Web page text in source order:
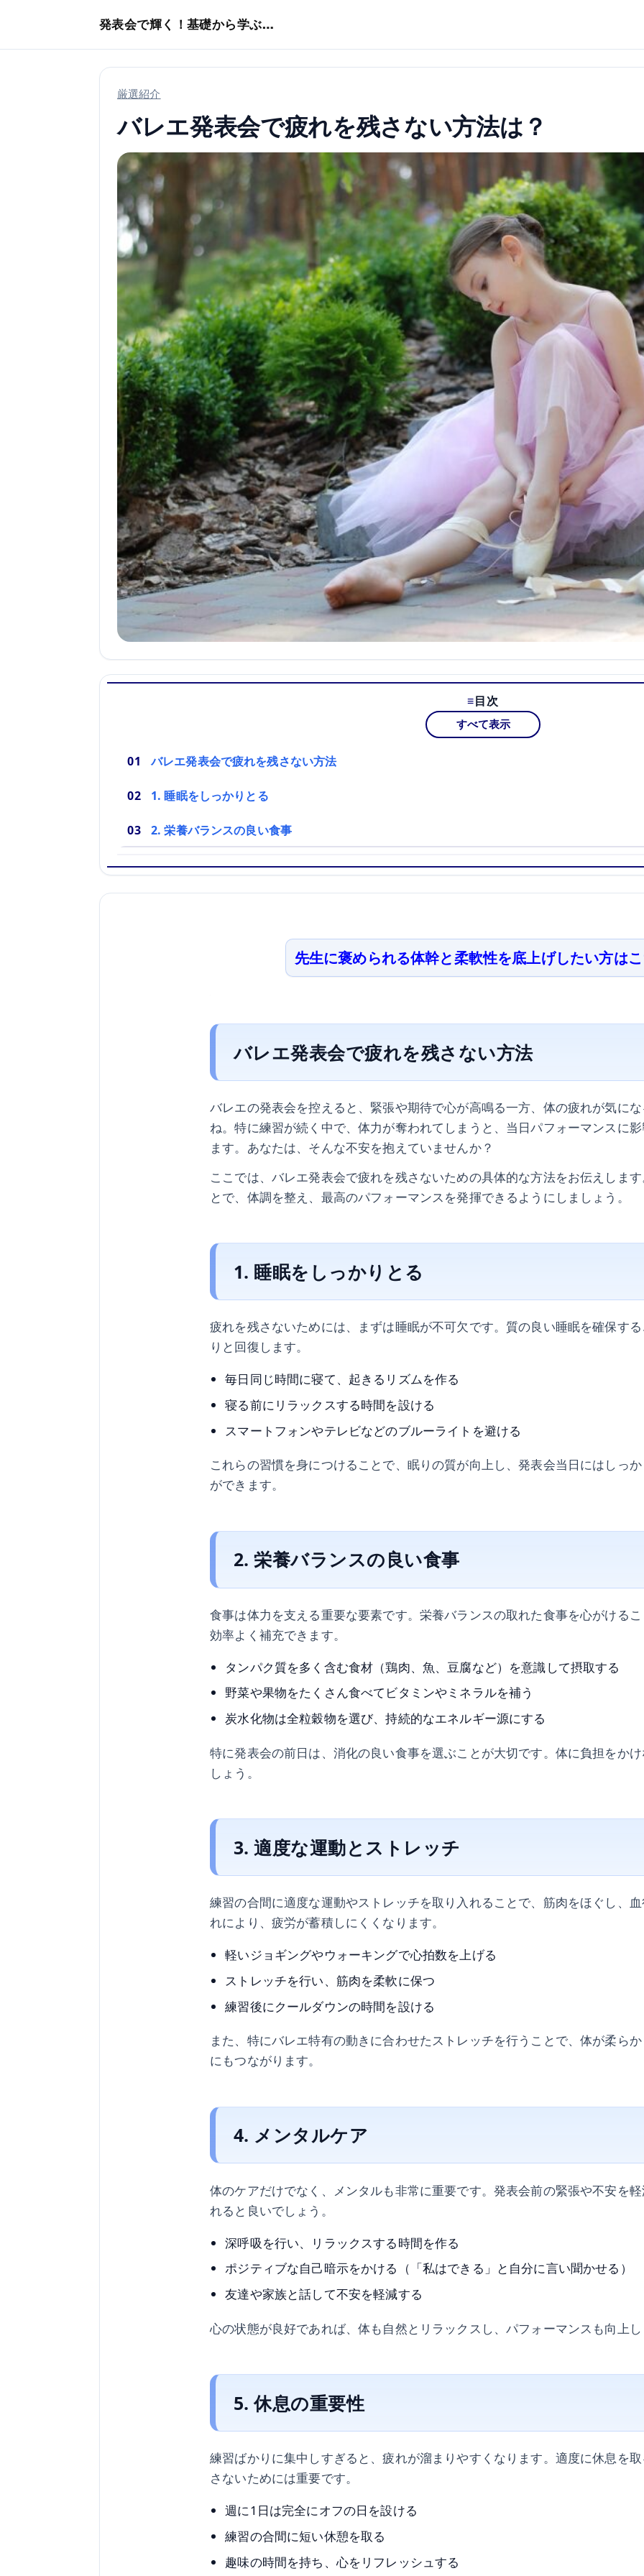
発表会で輝く！基礎から学ぶバレエ術
厳選紹介
バレエ発表会で疲れを残さない方法は？
目次
すべて表示
バレエ発表会で疲れを残さない方法
1. 睡眠をしっかりとる
2. 栄養バランスの良い食事
先生に褒められる体幹と柔軟性を底上げしたい方は
バレエ発表会で疲れを残さない方法
バレエの発表会を控えると、緊張や期待で心が高鳴る一方、体の疲れが気に
ね。特に練習が続く中で、体力が奪われてしまうと、当日パフォーマンスに
ます。あなたは、そんな不安を抱えていませんか？
ここでは、バレエ発表会で疲れを残さないための具体的な方法をお伝えしま
とで、体調を整え、最高のパフォーマンスを発揮できるようにしましょう。
1. 睡眠をしっかりとる
疲れを残さないためには、まずは睡眠が不可欠です。質の良い睡眠を確保す
りと回復します。
毎日同じ時間に寝て、起きるリズムを作る
寝る前にリラックスする時間を設ける
スマートフォンやテレビなどのブルーライトを避ける
これらの習慣を身につけることで、眠りの質が向上し、発表会当日にはしっ
ができます。
2. 栄養バランスの良い食事
食事は体力を支える重要な要素です。栄養バランスの取れた食事を心がける
効率よく補充できます。
タンパク質を多く含む食材（鶏肉、魚、豆腐など）を意識して摂取する
野菜や果物をたくさん食べてビタミンやミネラルを補う
炭水化物は全粒穀物を選び、持続的なエネルギー源にする
特に発表会の前日は、消化の良い食事を選ぶことが大切です。体に負担をか
しょう。
3. 適度な運動とストレッチ
練習の合間に適度な運動やストレッチを取り入れることで、筋肉をほぐし、
れにより、疲労が蓄積しにくくなります。
軽いジョギングやウォーキングで心拍数を上げる
ストレッチを行い、筋肉を柔軟に保つ
練習後にクールダウンの時間を設ける
また、特にバレエ特有の動きに合わせたストレッチを行うことで、体が柔ら
にもつながります。
4. メンタルケア
体のケアだけでなく、メンタルも非常に重要です。発表会前の緊張や不安を
れると良いでしょう。
深呼吸を行い、リラックスする時間を作る
ポジティブな自己暗示をかける（「私はできる」と自分に言い聞かせる）
友達や家族と話して不安を軽減する
心の状態が良好であれば、体も自然とリラックスし、パフォーマンスも向上
5. 休息の重要性
練習ばかりに集中しすぎると、疲れが溜まりやすくなります。適度に休息を
さないためには重要です。
週に1日は完全にオフの日を設ける
練習の合間に短い休憩を取る
趣味の時間を持ち、心をリフレッシュする